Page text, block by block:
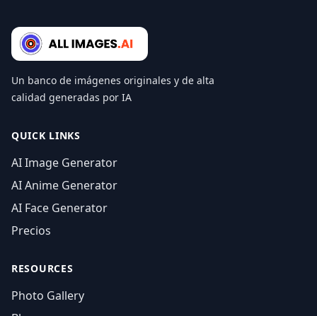
Un banco de imágenes originales y de alta
calidad generadas por IA
QUICK LINKS
AI Image Generator
AI Anime Generator
AI Face Generator
Precios
RESOURCES
Photo Gallery